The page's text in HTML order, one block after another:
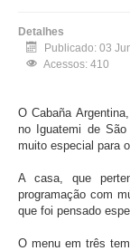
Detalhes
Publicado: 03
Acessos: 410
O Cabaña
no Iguatemi de
muito especial para
A casa, que
programação com
que foi pensado
O menu em três